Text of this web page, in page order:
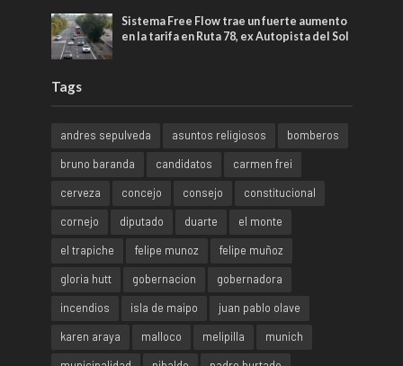
Sistema Free Flow trae un fuerte aumento
en la tarifa en Ruta 78, ex Autopista del Sol
Tags
andres sepulveda asuntos religiosos
bomberos
bruno baranda
candidatos
carmen frei
cerveza
concejo consejo
constitucional
cornejo
diputado duarte
el monte
el trapiche
felipe munoz
felipe muñoz
gloria hutt
gobernacion
gobernadora
incendios
isla de maipo
juan pablo olave
karen araya
malloco melipilla
munich